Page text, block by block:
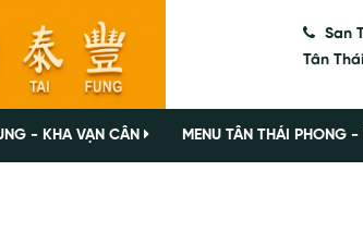
San
Tân
- KHA VẠN CÂN MENU TÂN THÁI PHONG